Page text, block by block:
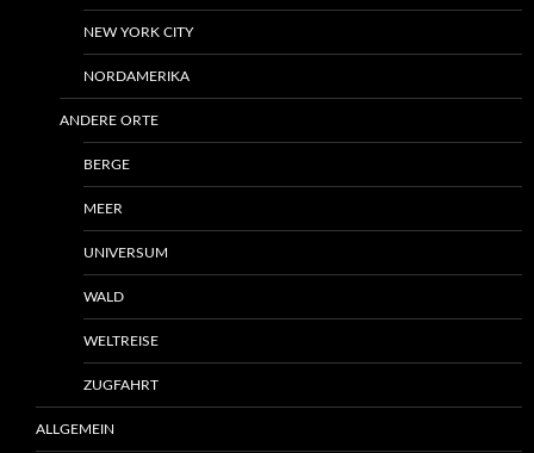
NEW YORK CITY
NORDAMERIKA
ANDERE ORTE
BERGE
MEER
UNIVERSUM
WALD
WELTREISE
ZUGFAHRT
ALLGEMEIN